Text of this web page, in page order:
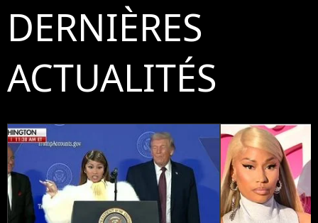
DERNIÈRES
ACTUALITÉS